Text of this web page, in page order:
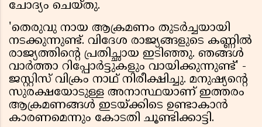
ചോദ്യം ചെയ്തു.
'തെരുവു നായ ആക്രമണം തുടർച്ചയായി
നടക്കുന്നുണ്ട്. വിദേശ രാജ്യങ്ങളുടെ കണ്ണിൽ
രാജ്യത്തിൻ്റെ പ്രതിച്ഛായ ഇടിഞ്ഞു. ഞങ്ങള്‍
വാർത്താ റിപ്പോർട്ടുകളും വായിക്കുന്നുണ്ട്' -
ജസ്റ്റിസ് വിക്രം നാഥ് നിരീക്ഷിച്ചു. മനുഷ്യൻ്റെ
സുരക്ഷയോടുള്ള അനാസ്ഥയാണ് ഇത്തരം
ആക്രമണങ്ങൾ ഇടയ്ക്കിടെ ഉണ്ടാകാൻ
കാരണമെന്നും കോടതി ചൂണ്ടിക്കാട്ടി.